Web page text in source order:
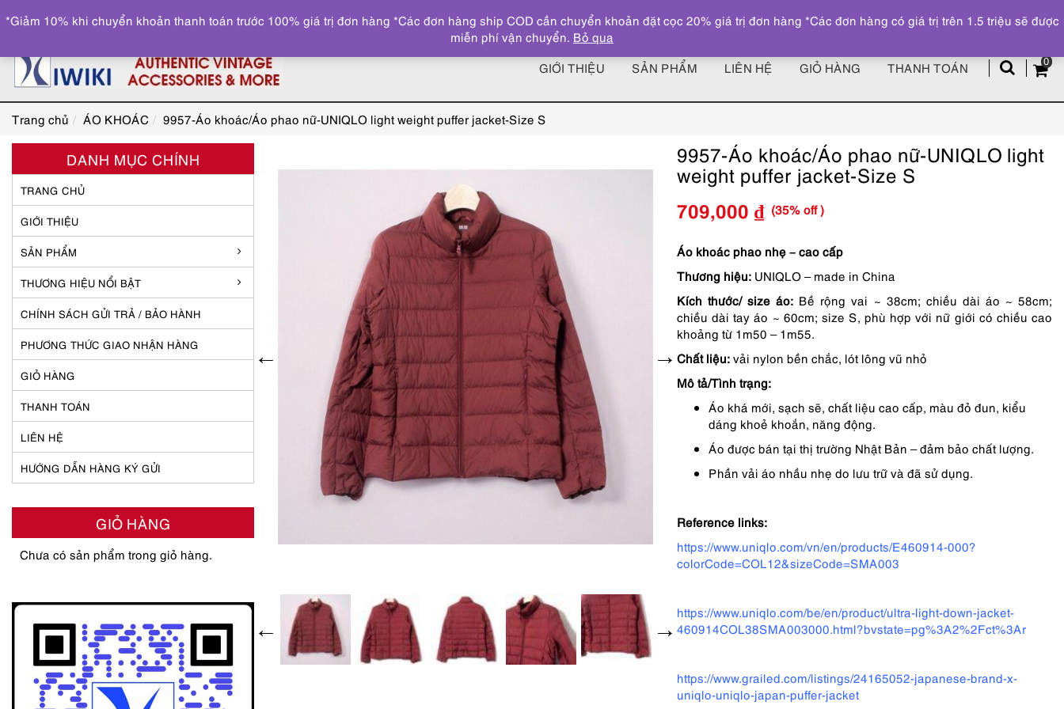
z
0
GIỚI THIỆU SẢN PHẨM LIÊN HỆ GIỎ HÀNG THANH TOÁN
Trang chủ ÁO KHOÁC 9957-Áo khoác/Áo phao nữ-UNIQLO light weight puffer jacket-Size S
9957-Áo khoác/Áo phao nữ-UNIQLO light
weight puffer jacket-Size S
Giá
gốc
là:
1,090,000 ₫.
709,000 ₫
Giá
hiện
tại
là:
709,000 ₫.
(35% off )
Áo khoác phao nhẹ – cao cấp
Thương hiệu: UNIQLO – made in China
Kích thước/ size áo: Bề rộng vai ~ 38cm; chiều dài áo ~ 58cm;
chiều dài tay áo ~ 60cm; size S, phù hợp với nữ giới có chiều cao
khoảng từ 1m50 – 1m55.
Chất liệu: vải nylon bền chắc, lót lông vũ nhỏ
Mô tả/Tình trạng:
Áo khá mới, sạch sẽ, chất liệu cao cấp, màu đỏ đun, kiểu
dáng khoẻ khoắn, năng động.
Áo được bán tại thị trường Nhật Bản – đảm bảo chất lượng.
Phần vải áo nhầu nhẹ do lưu trữ và đã sử dụng.
Reference links:
https://www.uniqlo.com/vn/en/products/E460914-000?
colorCode=COL12&sizeCode=SMA003
https://www.uniqlo.com/be/en/product/ultra-light-down-jacket-
460914COL38SMA003000.html?bvstate=pg%3A2%2Fct%3Ar
https://www.grailed.com/listings/24165052-japanese-brand-x-
uniqlo-uniqlo-japan-puffer-jacket
DANH MỤC CHÍNH
TRANG CHỦ
GIỚI THIỆU
SẢN PHẨM
THƯƠNG HIỆU NỔI BẬT
CHÍNH SÁCH GỬI TRẢ / BẢO HÀNH
PHƯƠNG THỨC GIAO NHẬN HÀNG
GIỎ HÀNG
THANH TOÁN
LIÊN HỆ
HƯỚNG DẪN HÀNG KÝ GỬI
GIỎ HÀNG
Chưa có sản phẩm trong giỏ hàng.
*Giảm 10% khi chuyển khoản thanh toán trước 100% giá trị đơn hàng *Các đơn hàng ship COD cần chuyển khoản đặt cọc 20% giá trị đơn hàng *Các đơn hàng có giá trị trên 1.5 triệu sẽ được
miễn phí vận chuyển. Bỏ qua